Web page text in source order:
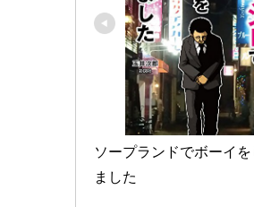
ソープランドでボーイ
ました